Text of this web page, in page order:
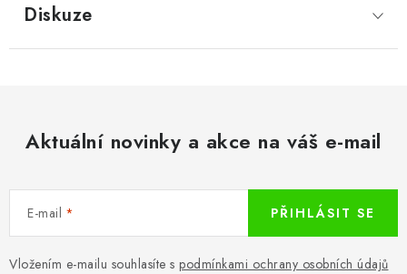
Diskuze
Aktuální novinky a akce na váš e-mail
E-mail
Vložením e-mailu souhlasíte s podmínkami ochrany osobních údajů
PŘIHLÁSIT SE